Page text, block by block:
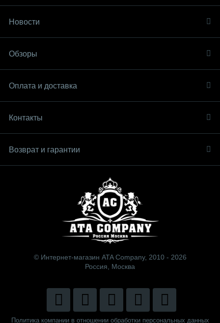
Новости
Обзоры
Оплата и доставка
Контакты
Возврат и гарантии
© Интернет-магазин ATA Company, 2010 - 2026
Россия, Москва
Политика компании в отношении обработки персональных данных